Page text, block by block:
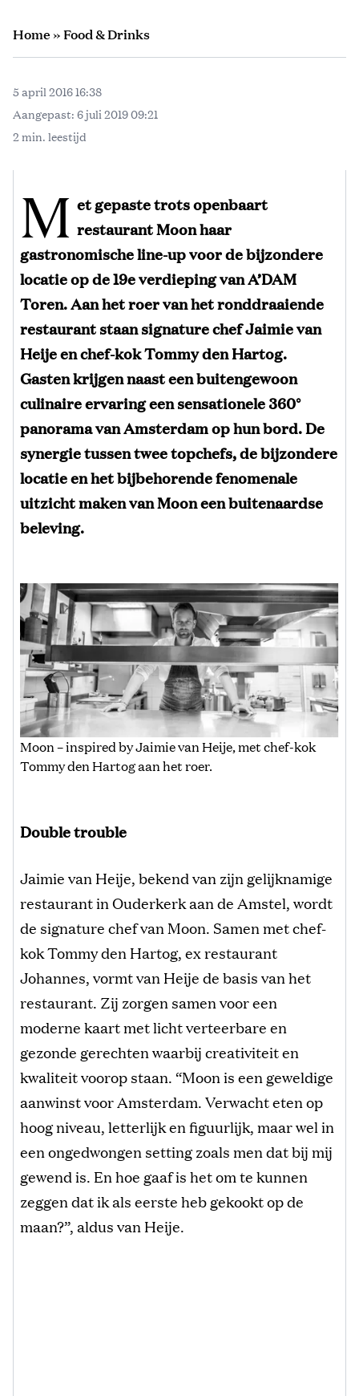
Home»Food & Drinks
5 april 2016 16:38
Aangepast: 6 juli 2019 09:21
2 min. leestijd
M et gepaste trots openbaart
restaurant Moon haar
gastronomische line-up voor de bijzondere
locatie op de 19e verdieping van A’DAM
Toren. Aan het roer van het ronddraaiende
restaurant staan signature chef Jaimie van
Heije en chef-kok Tommy den Hartog.
Gasten krijgen naast een buitengewoon
culinaire ervaring een sensationele 360°
panorama van Amsterdam op hun bord. De
synergie tussen twee topchefs, de bijzondere
locatie en het bijbehorende fenomenale
uitzicht maken van Moon een buitenaardse
beleving.
Moon – inspired by Jaimie van Heije, met chef-kok
Tommy den Hartog aan het roer.
Double trouble
Jaimie van Heije, bekend van zijn gelijknamige
restaurant in Ouderkerk aan de Amstel, wordt
de signature chef van Moon. Samen met chef-
kok Tommy den Hartog, ex restaurant
Johannes, vormt van Heije de basis van het
restaurant. Zij zorgen samen voor een
moderne kaart met licht verteerbare en
gezonde gerechten waarbij creativiteit en
kwaliteit voorop staan. “Moon is een geweldige
aanwinst voor Amsterdam. Verwacht eten op
hoog niveau, letterlijk en figuurlijk, maar wel in
een ongedwongen setting zoals men dat bij mij
gewend is. En hoe gaaf is het om te kunnen
zeggen dat ik als eerste heb gekookt op de
maan?”, aldus van Heije.